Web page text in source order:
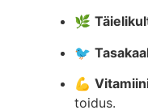
🌿
🐦
💪
toidus.